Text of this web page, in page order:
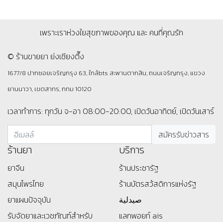
เพราะเราห่วงใยสุขภาพของคุณ และ คนที่คุณรัก
© ร้านขายยา ย่งเชียงตึ๊ง
1677/8 ปากซอยเจริญกรุง 63, ใกล้bts สะพานตากสิน, ถนนเจริญกรุง, แขวง
ยานนาวา, เขตสาทร, กทม 10120
เวลาทำการ: ทุกวัน จ-อา 08:00-20:00, เปิดวันอาทิตย์, เปิดวันเสาร์
ร้านยา
ยาจีน
สมุนไพรไทย
ยาแผนปัจจุบัน
รับจัดยาและเวชภัณฑ์สำหรับ
บริการ
ร้านประชารัฐ
ร้านบัตรสว้สดิการแห่งรัฐ
صيدلية
แลกพอยท์ ais